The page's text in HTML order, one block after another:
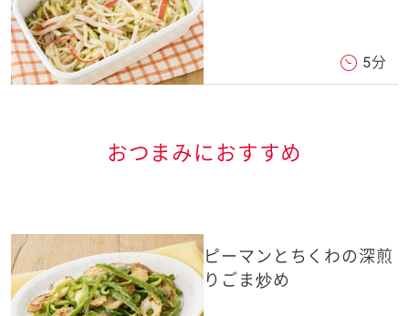
5分
おつまみにおすすめ
ピーマンとちくわの深煎
りごま炒め